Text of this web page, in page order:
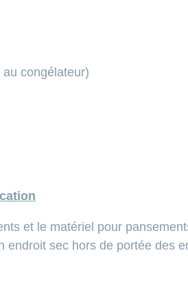
congélateur)
et le matériel pour
endroit sec hors de portée des